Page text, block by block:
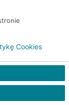
Cash)
Cash)
Cash)
Cookies